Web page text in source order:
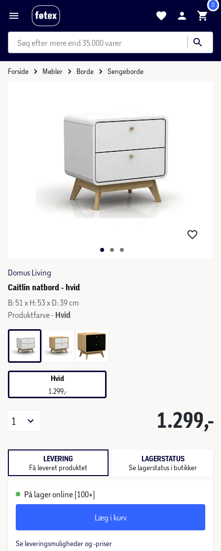
0
mere end 35.000 varer
Forside Møbler Borde Sengeborde
Domus Living
Caitlin natbord - hvid
B: 51 x H: 53 x D: 39 cm
Produktfarve - Hvid
Hvid
1.299,-
1.299,-
1
LEVERING
Få leveret produktet
LAGERSTATUS
Se lagerstatus i butikker
På lager online (100+)
Læg i kurv
Se leveringsmuligheder og -priser